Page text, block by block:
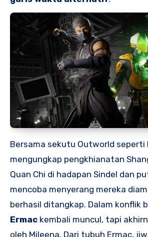
Bersama sekutu Outworld seperti
mengungkap pengkhianatan
Quan Chi di hadapan Sindel dan
mencoba menyerang mereka
berhasil ditangkap. Dalam konflik
Ermac kembali muncul, tapi
oleh Mileena. Dari tubuh Ermac,